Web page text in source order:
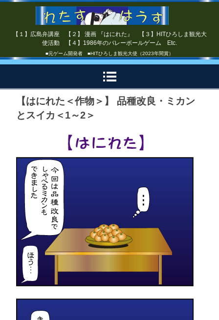
【１】広島弁講座 【２】 漫画 『はにれた』 【３】HITひろしま観光大
使活動 【４】1986年のバレーボールゲーム Etc.
■元ゲーム開発者 ■HITひろしま観光大使（2023年間賞）
【はにれた＜作物＞】 品種改良・ミカン
とスイカ＜1～2＞